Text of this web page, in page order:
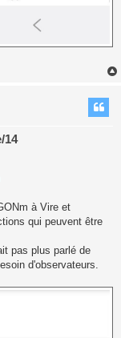
14
à Vire et
qui peuvent être
pas plus parlé de
d'observateurs.